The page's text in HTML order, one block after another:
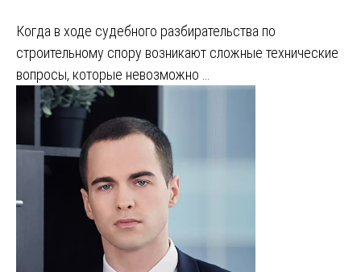
Когда в ходе судебного разбирательства по
строительному спору возникают сложные технические
вопросы, которые невозможно …